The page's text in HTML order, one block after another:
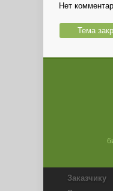
Нет
Тема
Заказчику